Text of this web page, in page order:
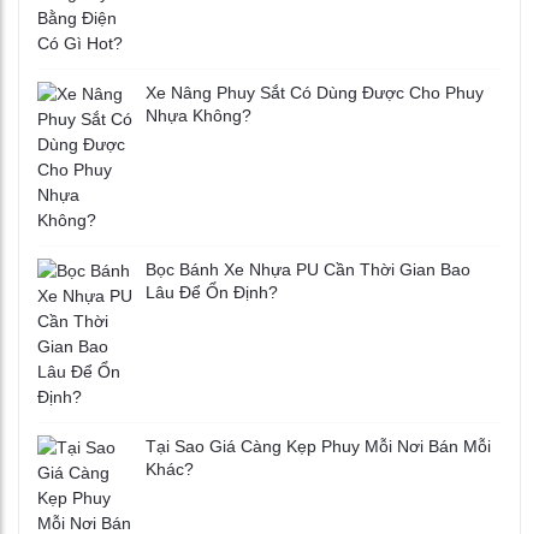
Xe Nâng Phuy Sắt Có Dùng Được Cho Phuy
Nhựa Không?
Bọc Bánh Xe Nhựa PU Cần Thời Gian Bao
Lâu Để Ổn Định?
Tại Sao Giá Càng Kẹp Phuy Mỗi Nơi Bán Mỗi
Khác?